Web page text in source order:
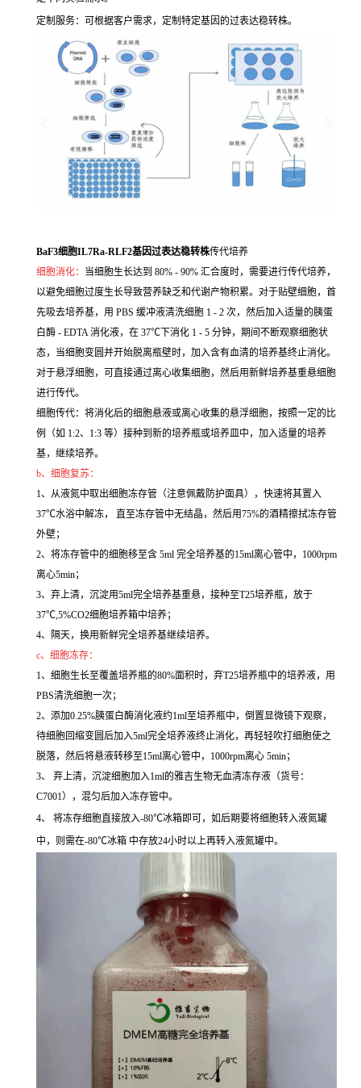
定制服务：可根据客户需求，定制特定基因的过表达稳转株。
BaF3细胞IL7Ra-RLF2基因过表达稳转株传代培养
细胞消化： 当细胞生长达到 80% - 90% 汇合度时，需要进行传代培养，
以避免细胞过度生长导致营养缺乏和代谢产物积累。对于贴壁细胞，首
先吸去培养基，用 PBS 缓冲液清洗细胞 1 - 2 次，然后加入适量的胰蛋
白酶 - EDTA 消化液，在 37℃下消化 1 - 5 分钟，期间不断观察细胞状
态，当细胞变圆并开始脱离瓶壁时，加入含有血清的培养基终止消化。
对于悬浮细胞，可直接通过离心收集细胞，然后用新鲜培养基重悬细胞
进行传代。
细胞传代：将消化后的细胞悬液或离心收集的悬浮细胞，按照一定的比
例（如 1:2、1:3 等）接种到新的培养瓶或培养皿中，加入适量的培养
基，继续培养。
b、细胞复苏：
1、从液氮中取出细胞冻存管（注意佩戴防护面具），快速将其置入
37℃水浴中解冻， 直至冻存管中无结晶，然后用75%的酒精擦拭冻存管
外壁；
2、将冻存管中的细胞移至含 5ml 完全培养基的15ml离心管中，1000rpm
离心5min；
3、弃上清，沉淀用5ml完全培养基重悬，接种至T25培养瓶，放于
37℃,5%CO2细胞培养箱中培养；
4、隔天，换用新鲜完全培养基继续培养。
c、细胞冻存：
1、细胞生长至覆盖培养瓶的80%面积时，弃T25培养瓶中的培养液，用
PBS清洗细胞一次；
2、添加0.25%胰蛋白酶消化液约1ml至培养瓶中，倒置显微镜下观察，
待细胞回缩变圆后加入5ml完全培养液终止消化，再轻轻吹打细胞使之
脱落，然后将悬液转移至15ml离心管中，1000rpm离心 5min；
3、 弃上清，沉淀细胞加入1ml的雅吉生物无血清冻存液（货号：
C7001），混匀后加入冻存管中。
4、 将冻存细胞直接放入-80℃冰箱即可，如后期要将细胞转入液氮罐
中，则需在-80℃冰箱 中存放24小时以上再转入液氮罐中。